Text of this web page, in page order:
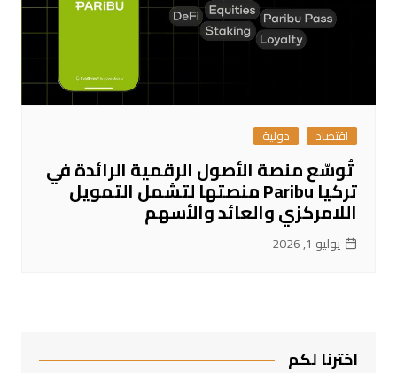
اقتصاد دولية
تُوسّع منصة الأصول الرقمية الرائدة في
تركيا Paribu منصتها لتشمل التمويل
اللامركزي والعائد والأسهم
يوليو 1, 2026
اخترنا لكم